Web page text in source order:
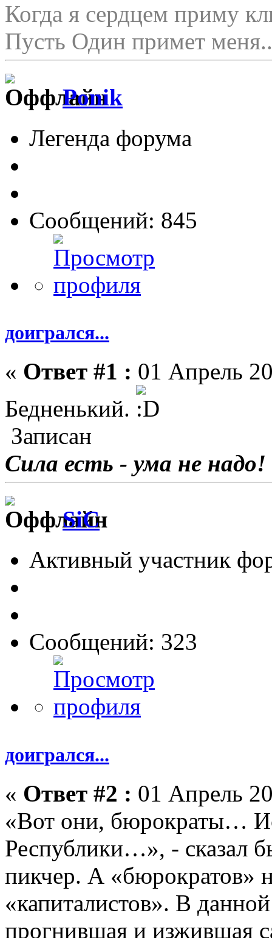
Когда я сердцем приму
Пусть Один примет
Ponik
Легенда форума
Сообщений: 845
доигрался...
« Ответ #1 : 01 Апрель
Бедненький.
Записан
Сила есть - ума не надо!
SiC
Активный участник
Сообщений: 323
доигрался...
« Ответ #2 : 01 Апрель
«Вот они, бюрократы…
Республики…», - сказал
пикчер. А «бюрократов»
«капиталистов». В
прогнившая и изжившая